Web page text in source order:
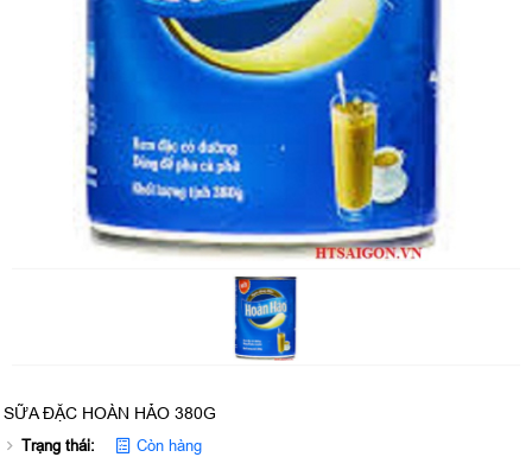
SỮA ĐẶC HOÀN HẢO 380G
Trạng thái: Còn hàng